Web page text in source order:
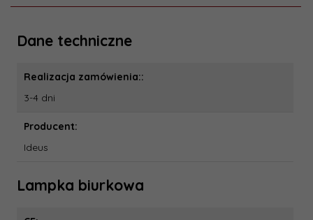
Dane techniczne
Realizacja zamówienia::
3-4 dni
Producent:
Ideus
Lampka biurkowa